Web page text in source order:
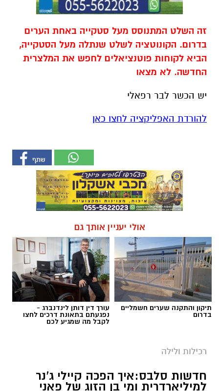
זה השלט המתנוסס מעל סטקייה באחת הערים
בדרום. הקונוטציה לשלט שנתלה מעל הסטקייה,
הביא לקוחות פוטנציאלים לחפש את המלצרית
החדשה. לא מצאו
יש הכשר לבר רפאלי
להורדת האפליקציה לחצו כאן
אולי יעניין אותך גם
תיקון והתקנה שערים חשמליים
בדרום
עורך דין דותן לינדנברג -
נפגעתם בתאונת דרכים לחצו
לקבל מה שמגיע לכם
רכילות ולילה
חדשות סלבס:איך הפכה קיילי ג'נר
למיליארדרית ומי בן הזוג של פאני